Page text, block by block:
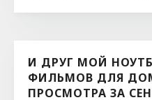
И ДРУГ МОЙ
ФИЛЬМОВ ДЛЯ
ПРОСМОТРА ЗА